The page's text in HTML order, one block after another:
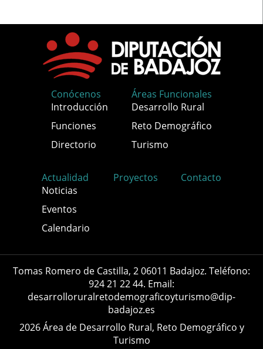
Conócenos
Introducción
Funciones
Directorio
Áreas Funcionales
Desarrollo Rural
Reto Demográfico
Turismo
Actualidad
Noticias
Eventos
Calendario
Proyectos Contacto
Tomas Romero de Castilla, 2 06011 Badajoz. Teléfono:
924 21 22 44. Email:
desarrolloruralretodemograficoyturismo@dip-
badajoz.es
2026 Área de Desarrollo Rural, Reto Demográfico y
Turismo